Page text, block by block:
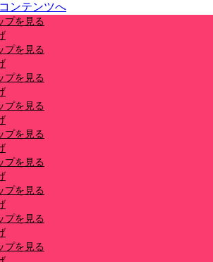
ンテンツへ
ップを見る
げ
プを見る
プを見る
プを見る
プを見る
プを見る
プを見る
プを見る
プを見る
プを見る